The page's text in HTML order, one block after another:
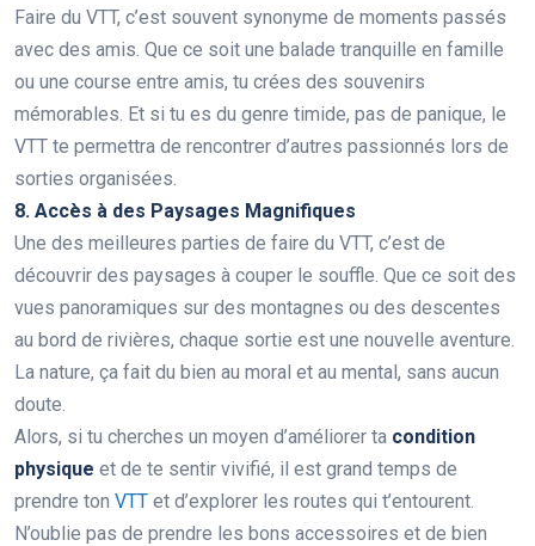
Faire du VTT, c’est souvent synonyme de moments passés
avec des amis. Que ce soit une balade tranquille en famille
ou une course entre amis, tu crées des souvenirs
mémorables. Et si tu es du genre timide, pas de panique, le
VTT te permettra de rencontrer d’autres passionnés lors de
sorties organisées.
8. Accès à des Paysages Magnifiques
Une des meilleures parties de faire du VTT, c’est de
découvrir des paysages à couper le souffle. Que ce soit des
vues panoramiques sur des montagnes ou des descentes
au bord de rivières, chaque sortie est une nouvelle aventure.
La nature, ça fait du bien au moral et au mental, sans aucun
doute.
Alors, si tu cherches un moyen d’améliorer ta condition
physique et de te sentir vivifié, il est grand temps de
prendre ton VTT et d’explorer les routes qui t’entourent.
N’oublie pas de prendre les bons accessoires et de bien